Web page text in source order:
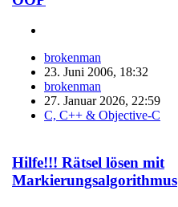
brokenman
23. Juni 2006, 18:32
brokenman
27. Januar 2026, 22:59
C, C++ & Objective-C
Hilfe!!! Rätsel lösen mit
Markierungsalgorithmus